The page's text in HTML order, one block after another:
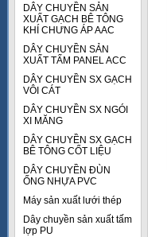
DÂY CHUYỀN SẢN
XUẤT GẠCH BÊ TÔNG
KHÍ CHƯNG ÁP AAC
DÂY CHUYỀN SẢN
XUẤT TẤM PANEL ACC
DÂY CHUYỀN SX GẠCH
VÔI CÁT
DÂY CHUYỀN SX NGÓI
XI MĂNG
DÂY CHUYỀN SX GẠCH
BÊ TÔNG CỐT LIỆU
DÂY CHUYỀN ĐÙN
ỐNG NHỰA PVC
Máy sản xuất lưới thép
Dây chuyền sản xuất tấm
lợp PU